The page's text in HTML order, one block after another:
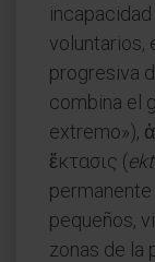
voluntarios,
progresiva
combina el
extremo»),
ἔκτασις (
pequeños,
zonas de la